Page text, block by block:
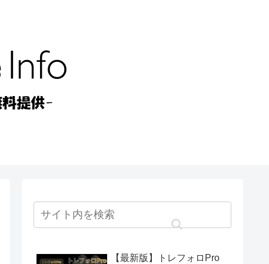
【最新版】トレフォロPro